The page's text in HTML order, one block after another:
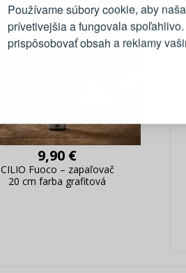
Používame súbory cookie, aby
prívetivejšia a fungovala
prispôsobovať obsah a reklamy
9,90 €
CILIO Fuoco – zapaľovač
20 cm farba grafitová
Živý náhľad na zmeny v objednávke